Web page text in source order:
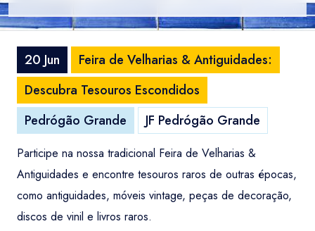
20 Jun
Feira de Velharias & Antiguidades:
Descubra Tesouros Escondidos
Pedrógão Grande
JF Pedrógão Grande
Participe na nossa tradicional Feira de Velharias &
Antiguidades e encontre tesouros raros de outras épocas,
como antiguidades, móveis vintage, peças de decoração,
discos de vinil e livros raros.